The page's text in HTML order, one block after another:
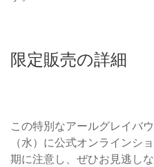
限定販売の詳細
この特別なアールグレイバ
（水）に公式オンラインシ
期に注意し、ぜひお見逃しな